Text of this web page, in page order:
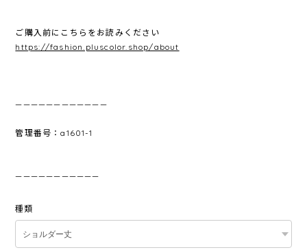
ご購入前にこちらをお読みください
https://fashion.pluscolor.shop/about
————————————
管理番号：a1601-1
———————————
種類